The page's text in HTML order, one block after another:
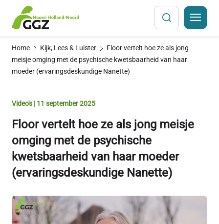
navigatiemenu
over
Home Kijk, Lees & Luister
Floor vertelt hoe ze als jong
meisje omging met de psychische kwetsbaarheid van haar
moeder (ervaringsdeskundige Nanette)
Video's | 11 september 2025
Floor vertelt hoe ze als jong meisje
omging met de psychische
kwetsbaarheid van haar moeder
(ervaringsdeskundige Nanette)